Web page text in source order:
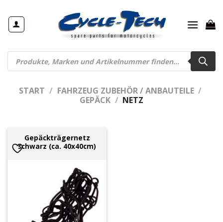
Inhalt
springen
Products
search
START / FAHRZEUG ZUBEHÖR / ANBAUTEILE /
GEPÄCK / NETZ
Gepäckträgernetz
schwarz (ca. 40x40cm)